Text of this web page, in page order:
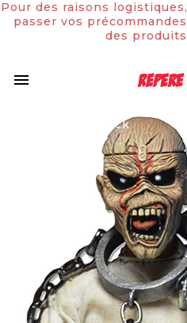

Pour des raisons
passer vos
des
Rupture de stock